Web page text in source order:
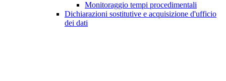
Monitoraggio tempi procedimentali
Dichiarazioni sostitutive e acquisizione d'ufficio
dei dati